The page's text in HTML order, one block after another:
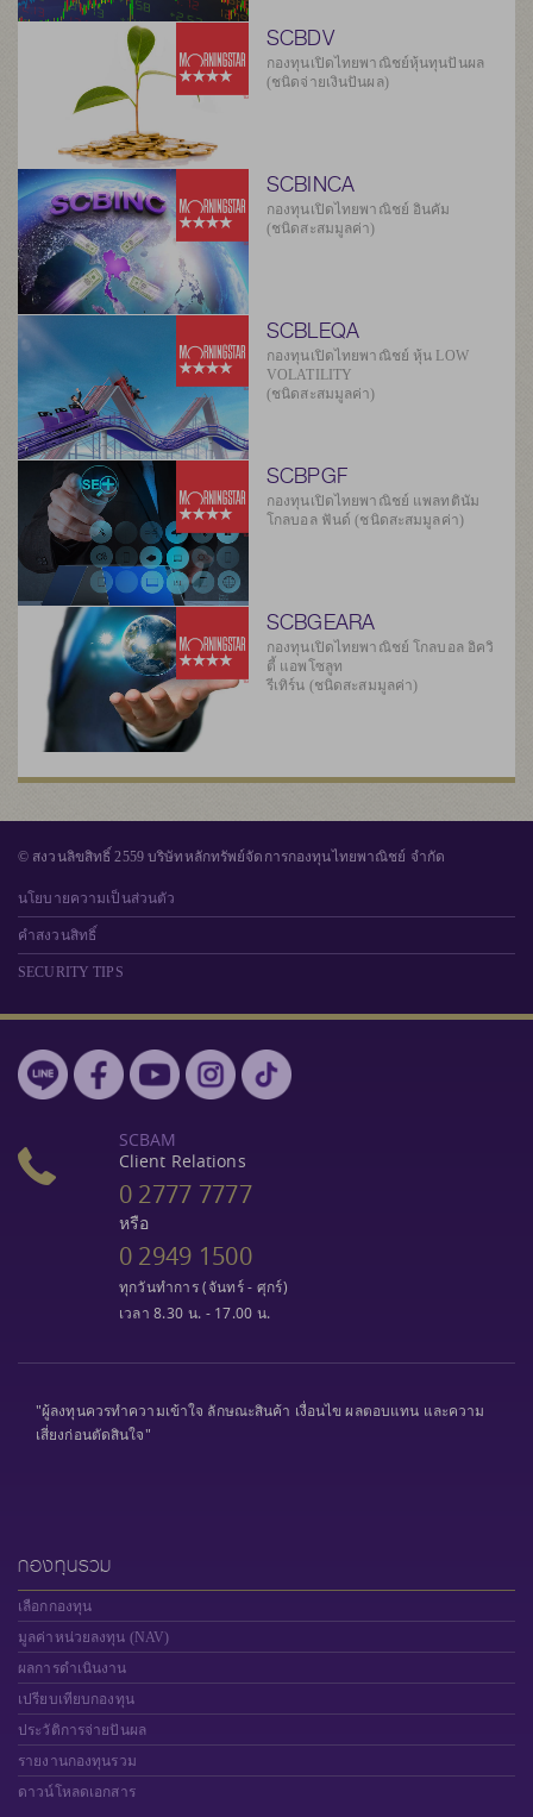
SCBDV
กองทุนเปิดไทยพาณิชย์หุ้นทุนปันผล
(ชนิดจ่ายเงินปันผล)
SCBINCA
กองทุนเปิดไทยพาณิชย์ อินคัม
(ชนิดสะสมมูลค่า)
SCBLEQA
กองทุนเปิดไทยพาณิชย์ หุ้น LOW
VOLATILITY
(ชนิดสะสมมูลค่า)
SCBPGF
กองทุนเปิดไทยพาณิชย์ แพลทตินัม
โกลบอล ฟันด์ (ชนิดสะสมมูลค่า)
SCBGEARA
กองทุนเปิดไทยพาณิชย์ โกลบอล อิควิ
ตี้ แอพโซลูท
รีเทิร์น (ชนิดสะสมมูลค่า)
© สงวนลิขสิทธิ์ 2559 บริษัทหลักทรัพย์จัดการกองทุนไทยพาณิชย์ จำกัด
นโยบายความเป็นส่วนตัว
คำสงวนสิทธิ์
SECURITY TIPS
SCBAM
Client Relations
0 2777 7777
หรือ
0 2949 1500
ทุกวันทำการ (จันทร์ - ศุกร์)
เวลา 8.30 น. - 17.00 น.
"ผู้ลงทุนควรทำความเข้าใจ ลักษณะสินค้า เงื่อนไข ผลตอบแทน และความ
เสี่ยงก่อนตัดสินใจ"
กองทุนรวม
เลือกกองทุน
มูลค่าหน่วยลงทุน (NAV)
ผลการดำเนินงาน
เปรียบเทียบกองทุน
ประวัติการจ่ายปันผล
รายงานกองทุนรวม
ดาวน์โหลดเอกสาร